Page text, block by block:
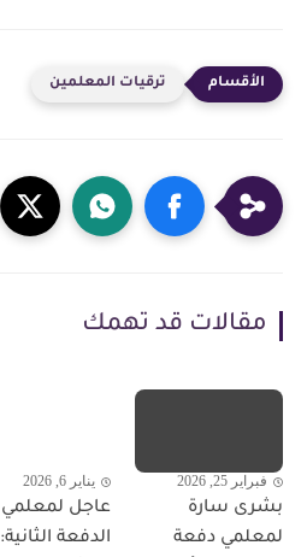
ترقيات المعلمين
مقالات قد تهمك
فبراير 25, 2026
بشرى سارة
لمعلمي دفعة
يناير 6, 2026
عاجل لمعلمي
الدفعة الثانية: